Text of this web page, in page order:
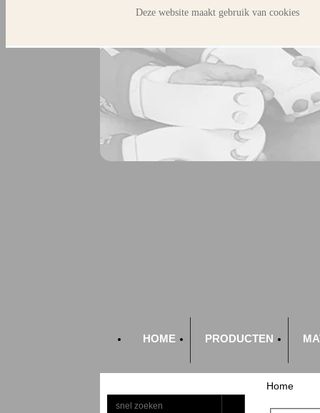
HOME PRODUCTEN
Home
Deze website maakt gebruik van cookies